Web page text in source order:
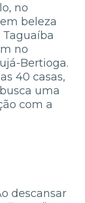
no
beleza
no
Bertioga.
40 casas,
uma
com a
descansar